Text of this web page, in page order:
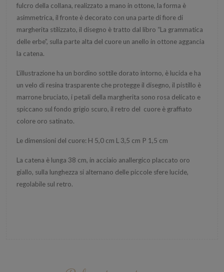
fulcro della collana, realizzato a mano in ottone, la forma è
asimmetrica, il fronte è decorato con una parte di fiore di
margherita stilizzato, il disegno è tratto dal libro “La grammatica
delle erbe”, sulla parte alta del cuore un anello in ottone aggancia
la catena.
L’illustrazione ha un bordino sottile dorato intorno, è lucida e ha
un velo di resina trasparente che protegge il disegno, il pistillo è
marrone bruciato, i petali della margherita sono rosa delicato e
spiccano sul fondo grigio scuro, il retro del cuore è graffiato
colore oro satinato.
Le dimensioni del cuore: H 5,0 cm L 3,5 cm P 1,5 cm
La catena è lunga 38 cm, in acciaio anallergico placcato oro
giallo, sulla lunghezza si alternano delle piccole sfere lucide,
regolabile sul retro.